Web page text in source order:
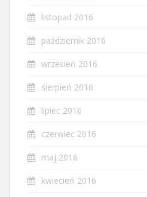
listopad 2016
październik 2016
wrzesień 2016
sierpień 2016
lipiec 2016
czerwiec 2016
maj 2016
kwiecień 2016